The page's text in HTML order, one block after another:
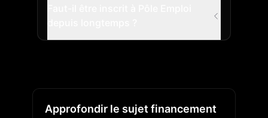
Approfondir le sujet financement